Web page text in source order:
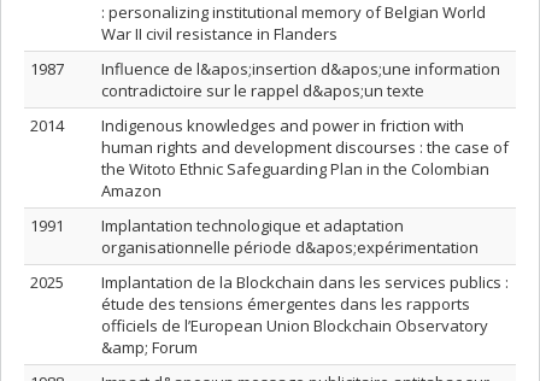
: personalizing institutional memory of Belgian World
War II civil resistance in Flanders
1987
Influence de l&apos;insertion d&apos;une information
contradictoire sur le rappel d&apos;un texte
2014
Indigenous knowledges and power in friction with
human rights and development discourses : the case of
the Witoto Ethnic Safeguarding Plan in the Colombian
Amazon
1991
Implantation technologique et adaptation
organisationnelle période d&apos;expérimentation
2025
Implantation de la Blockchain dans les services publics :
étude des tensions émergentes dans les rapports
officiels de l’European Union Blockchain Observatory
&amp; Forum